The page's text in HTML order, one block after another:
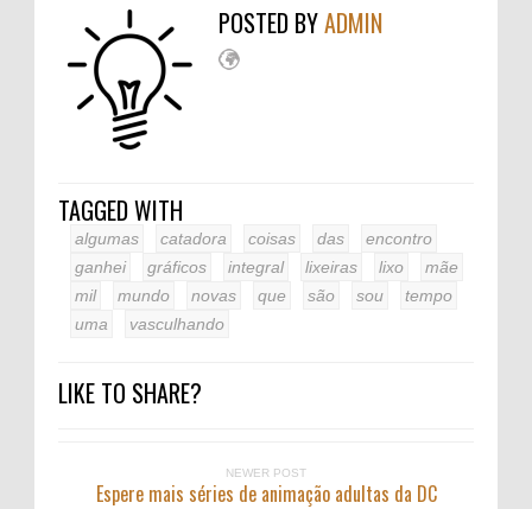
POSTED BYADMIN
TAGGED WITH
algumas catadora coisas das
encontro
ganhei
gráficos integral lixeiras lixo
mãe
mil
mundo novas que são sou
tempo
uma
vasculhando
LIKE TO SHARE?
NEWER POST
Espere mais séries de animação adultas da DC